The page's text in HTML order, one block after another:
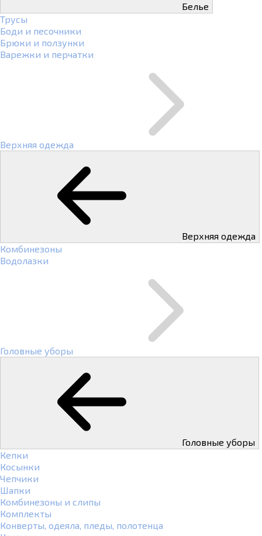
Белье
Трусы
Боди и песочники
Брюки и ползунки
Варежки и перчатки
Верхняя одежда
Верхняя одежда
Комбинезоны
Водолазки
Головные уборы
Головные уборы
Кепки
Косынки
Чепчики
Шапки
Комбинезоны и слипы
Комплекты
Конверты, одеяла, пледы, полотенца